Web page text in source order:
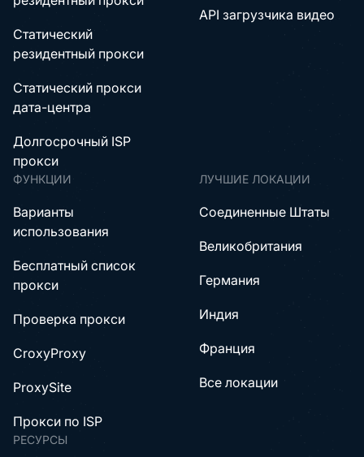
Статический
резидентный прокси
Статический прокси
дата-центра
Долгосрочный ISP
прокси
API загрузчика видео
ФУНКЦИИ
Варианты
использования
Бесплатный список
прокси
Проверка прокси
CroxyProxy
ProxySite
Прокси по ISP
ЛУЧШИЕ ЛОКАЦИИ
Соединенные Штаты
Великобритания
Германия
Индия
Франция
Все локации
РЕСУРСЫ